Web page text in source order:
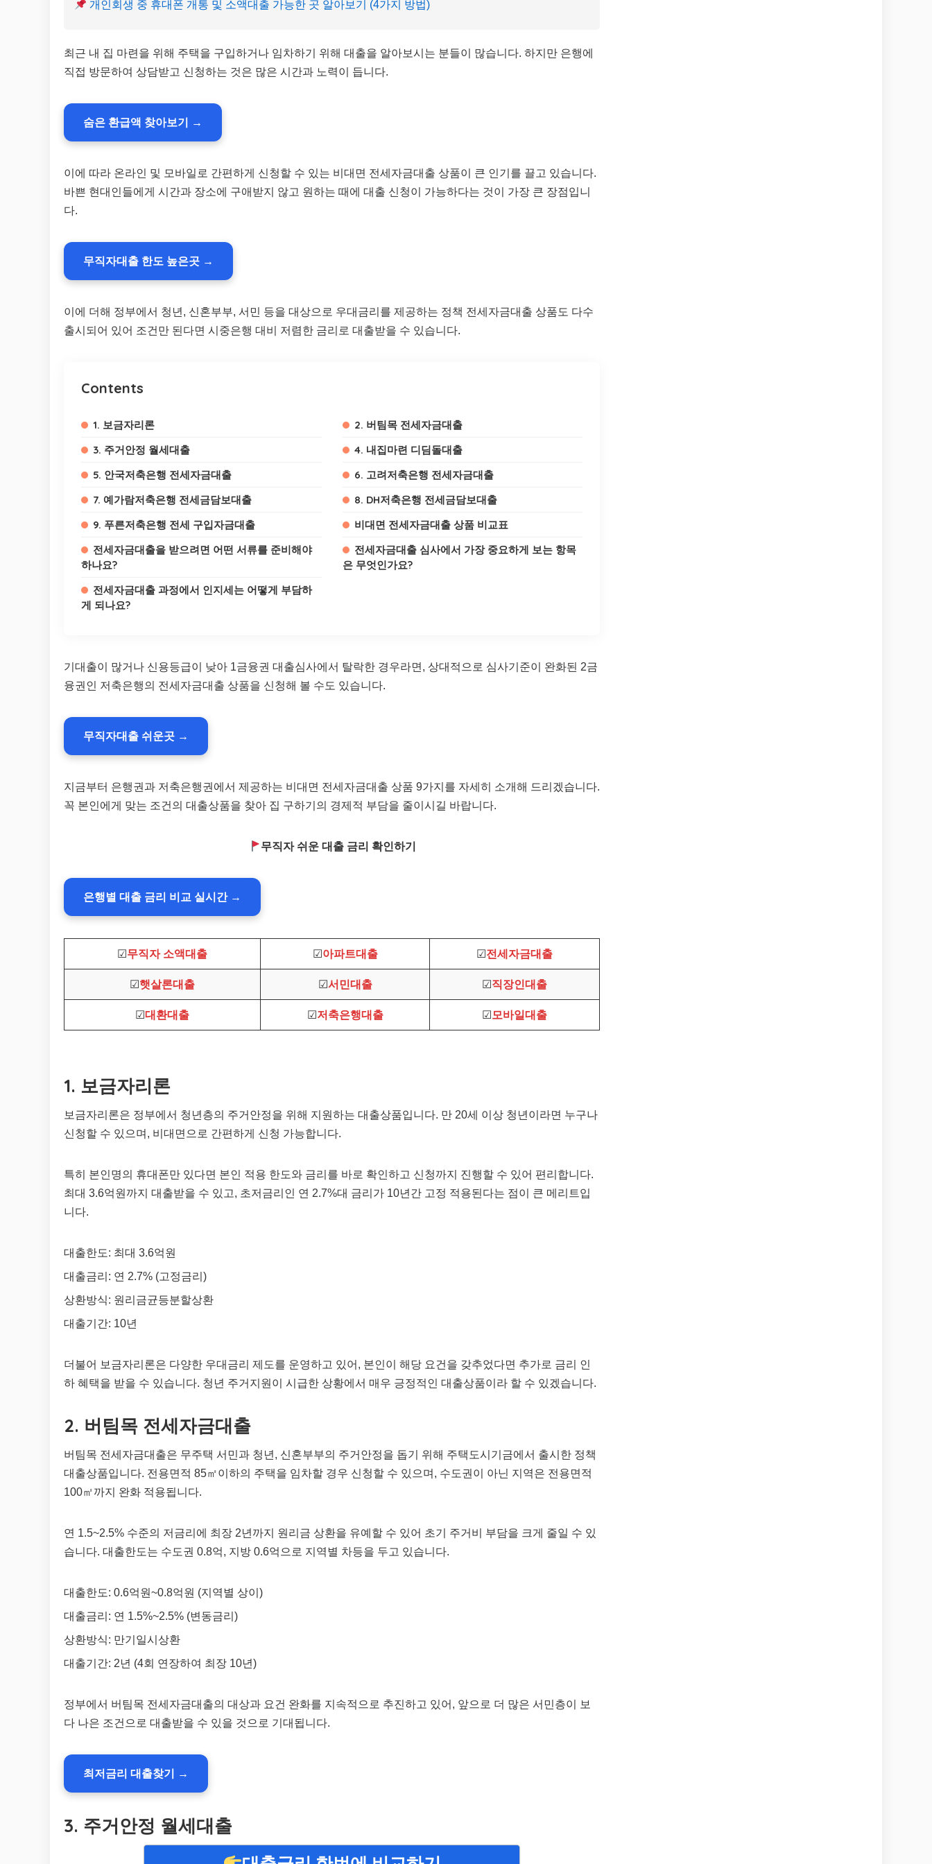
개인회생 중 휴대폰 개통 및 소액대출 가능한 곳 알아보기 (4가지 방법)
최근 내 집 마련을 위해 주택을 구입하거나 임차하기 위해 대출을 알아보시는 분들이 많습니다. 하지만 은행에
직접 방문하여 상담받고 신청하는 것은 많은 시간과 노력이 듭니다.
숨은 환급액 찾아보기 →
이에 따라 온라인 및 모바일로 간편하게 신청할 수 있는 비대면 전세자금대출 상품이 큰 인기를 끌고 있습니다.
바쁜 현대인들에게 시간과 장소에 구애받지 않고 원하는 때에 대출 신청이 가능하다는 것이 가장 큰 장점입니
다.
무직자대출 한도 높은곳 →
이에 더해 정부에서 청년, 신혼부부, 서민 등을 대상으로 우대금리를 제공하는 정책 전세자금대출 상품도 다수
출시되어 있어 조건만 된다면 시중은행 대비 저렴한 금리로 대출받을 수 있습니다.
Contents
1. 보금자리론
2. 버팀목 전세자금대출
3. 주거안정 월세대출
4. 내집마련 디딤돌대출
5. 안국저축은행 전세자금대출
6. 고려저축은행 전세자금대출
7. 예가람저축은행 전세금담보대출
8. DH저축은행 전세금담보대출
9. 푸른저축은행 전세 구입자금대출
비대면 전세자금대출 상품 비교표
전세자금대출을 받으려면 어떤 서류를 준비해야
하나요?
전세자금대출 심사에서 가장 중요하게 보는 항목
은 무엇인가요?
전세자금대출 과정에서 인지세는 어떻게 부담하
게 되나요?
기대출이 많거나 신용등급이 낮아 1금융권 대출심사에서 탈락한 경우라면, 상대적으로 심사기준이 완화된 2금
융권인 저축은행의 전세자금대출 상품을 신청해 볼 수도 있습니다.
무직자대출 쉬운곳 →
지금부터 은행권과 저축은행권에서 제공하는 비대면 전세자금대출 상품 9가지를 자세히 소개해 드리겠습니다.
꼭 본인에게 맞는 조건의 대출상품을 찾아 집 구하기의 경제적 부담을 줄이시길 바랍니다.
무직자 쉬운 대출 금리 확인하기
은행별 대출 금리 비교 실시간 →
☑무직자 소액대출 ☑아파트대출 ☑전세자금대출
☑햇살론대출 ☑서민대출 ☑직장인대출
☑대환대출 ☑저축은행대출 ☑모바일대출
1. 보금자리론
보금자리론은 정부에서 청년층의 주거안정을 위해 지원하는 대출상품입니다. 만 20세 이상 청년이라면 누구나
신청할 수 있으며, 비대면으로 간편하게 신청 가능합니다.
특히 본인명의 휴대폰만 있다면 본인 적용 한도와 금리를 바로 확인하고 신청까지 진행할 수 있어 편리합니다.
최대 3.6억원까지 대출받을 수 있고, 초저금리인 연 2.7%대 금리가 10년간 고정 적용된다는 점이 큰 메리트입
니다.
대출한도: 최대 3.6억원
대출금리: 연 2.7% (고정금리)
상환방식: 원리금균등분할상환
대출기간: 10년
더불어 보금자리론은 다양한 우대금리 제도를 운영하고 있어, 본인이 해당 요건을 갖추었다면 추가로 금리 인
하 혜택을 받을 수 있습니다. 청년 주거지원이 시급한 상황에서 매우 긍정적인 대출상품이라 할 수 있겠습니다.
2. 버팀목 전세자금대출
버팀목 전세자금대출은 무주택 서민과 청년, 신혼부부의 주거안정을 돕기 위해 주택도시기금에서 출시한 정책
대출상품입니다. 전용면적 85㎡이하의 주택을 임차할 경우 신청할 수 있으며, 수도권이 아닌 지역은 전용면적
100㎡까지 완화 적용됩니다.
연 1.5~2.5% 수준의 저금리에 최장 2년까지 원리금 상환을 유예할 수 있어 초기 주거비 부담을 크게 줄일 수 있
습니다. 대출한도는 수도권 0.8억, 지방 0.6억으로 지역별 차등을 두고 있습니다.
대출한도: 0.6억원~0.8억원 (지역별 상이)
대출금리: 연 1.5%~2.5% (변동금리)
상환방식: 만기일시상환
대출기간: 2년 (4회 연장하여 최장 10년)
정부에서 버팀목 전세자금대출의 대상과 요건 완화를 지속적으로 추진하고 있어, 앞으로 더 많은 서민층이 보
다 나은 조건으로 대출받을 수 있을 것으로 기대됩니다.
최저금리 대출찾기 →
3. 주거안정 월세대출